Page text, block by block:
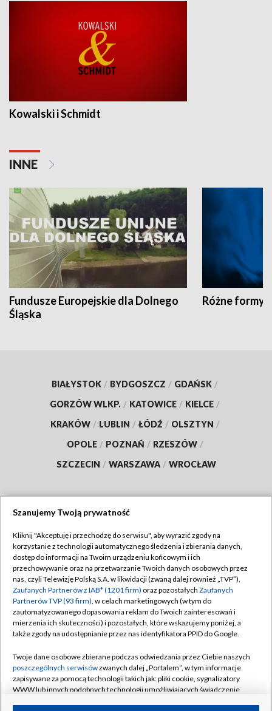
Kowalski i Schmidt
INNE
Fundusze Europejskie dla Dolnego
Śląska
Różne formy
BIAŁYSTOK / BYDGOSZCZ / GDAŃSK /
GORZÓW WLKP. / KATOWICE / KIELCE /
KRAKÓW / LUBLIN / ŁÓDŹ / OLSZTYN /
OPOLE / POZNAŃ / RZESZÓW /
SZCZECIN / WARSZAWA / WROCŁAW
TVP
Abonament TVP
Emisja w TVP
Centrum informacji TVP
Naziemna Telewizja Cyfrowa
Rada Programowa
System NOS
Informacje o nadawcy
Regulamin TVP
Polityka prywatności
Moje zgody
Pomoc
Kontakt
Kanały
Szanujemy Twoją prywatność
Kliknij "Akceptuję i przechodzę do serwisu", aby wyrazić zgody na
korzystanie z technologii automatycznego śledzenia i zbierania danych,
dostęp do informacji na Twoim urządzeniu końcowym i ich
przechowywanie oraz na przetwarzanie Twoich danych osobowych przez
nas, czyli Telewizję Polską S.A. w likwidacji (zwaną dalej również „TVP”),
Zaufanych Partnerów z IAB* (1201 firm) oraz pozostałych Zaufanych
Partnerów TVP (93 firm), w celach marketingowych (w tym do
zautomatyzowanego dopasowania reklam do Twoich zainteresowań i
mierzenia ich skuteczności) i pozostałych, które wskazujemy poniżej, a
także zgody na udostępnianie przez nas identyfikatora PPID do Google.
Twoje dane osobowe zbierane podczas odwiedzania przez Ciebie naszych
poszczególnych serwisówzwanych dalej „Portalem”, w tym informacje
zapisywane za pomocą technologii takich jak: pliki cookie, sygnalizatory
WWW lub innych podobnych technologii umożliwiających świadczenie